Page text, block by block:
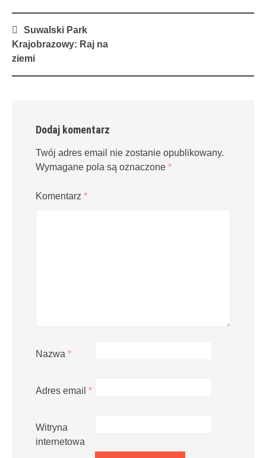
Post
navigation
Suwalski Park
Krajobrazowy: Raj na
ziemi
Dodaj komentarz
Twój adres email nie zostanie opublikowany.
Wymagane pola są oznaczone *
Komentarz *
Nazwa *
Adres email *
Witryna
internetowa